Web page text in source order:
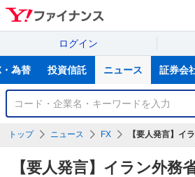
ログイン
サ
為替 投資信託 ニュース 証券会
銘
検
トップ ニュース FX 【要人発言】イ
【要人発言】イラン外務